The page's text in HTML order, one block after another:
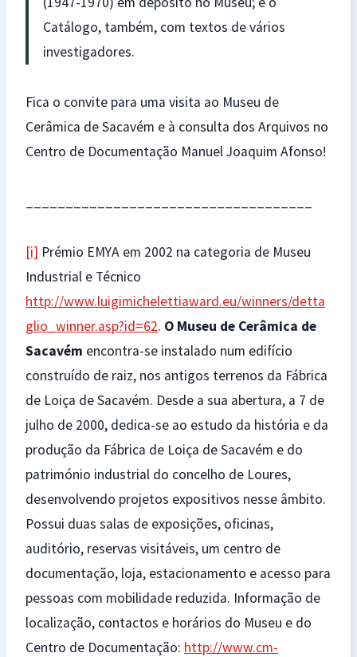
Catálogo, também, com textos de vários
investigadores.
Fica o convite para uma visita ao Museu de
Cerâmica de Sacavém e à consulta dos Arquivos no
Centro de Documentação Manuel Joaquim Afonso!
[i] Prémio EMYA em 2002 na categoria de Museu
Industrial e Técnico
http://www.luigimichelettiaward.eu/winners/detta
glio_winner.asp?id=62. O Museu de Cerâmica de
Sacavém encontra-se instalado num edifício
construído de raiz, nos antigos terrenos da Fábrica
de Loiça de Sacavém. Desde a sua abertura, a 7 de
julho de 2000, dedica-se ao estudo da história e da
produção da Fábrica de Loiça de Sacavém e do
património industrial do concelho de Loures,
desenvolvendo projetos expositivos nesse âmbito.
Possui duas salas de exposições, oficinas,
auditório, reservas visitáveis, um centro de
documentação, loja, estacionamento e acesso para
pessoas com mobilidade reduzida. Informação de
localização, contactos e horários do Museu e do
Centro de Documentação: http://www.cm-